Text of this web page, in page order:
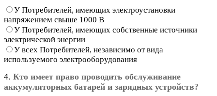
У Потребителей, имеющих электроустановки
напряжением свыше 1000 В
У Потребителей, имеющих собственные источники
электрической энергии
У всех Потребителей, независимо от вида
используемого электрооборудования
4. Кто имеет право проводить обслуживание
аккумуляторных батарей и зарядных устройств?